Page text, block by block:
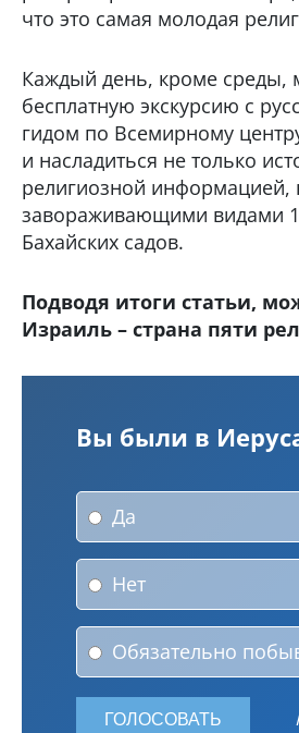
что это самая молодая
Каждый день, кроме среды,
бесплатную экскурсию с
гидом по Всемирному
и насладиться не только
религиозной информацией,
завораживающими видами
Бахайских садов.
Подводя итоги статьи,
Израиль – страна пяти
Вы были в
Да
Нет
Обязательно